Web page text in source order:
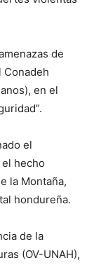
de
Conadeh
en el
el
hecho
la Montaña,
hondureña.
de la
(OV-UNAH),